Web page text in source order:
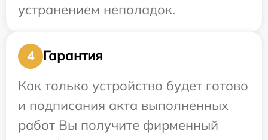
устранением неполадок.
4
Гарантия
Как только устройство будет готово
и подписания акта выполненных
работ Вы получите фирменный